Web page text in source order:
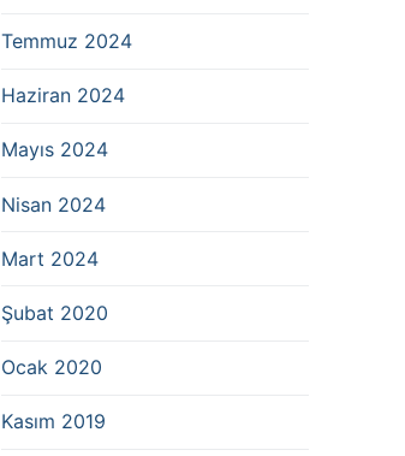
Temmuz 2024
Haziran 2024
Mayıs 2024
Nisan 2024
Mart 2024
Şubat 2020
Ocak 2020
Kasım 2019